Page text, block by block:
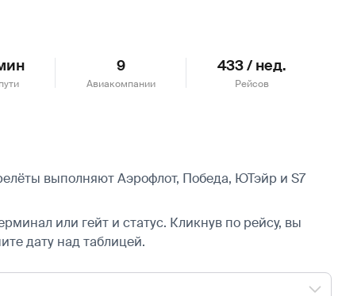
9
Авиакомпании
433 / нед.
Рейсов
выполняют Аэрофлот, Победа, ЮТэйр и S7
или гейт и статус. Кликнув по рейсу, вы
дату над таблицей.